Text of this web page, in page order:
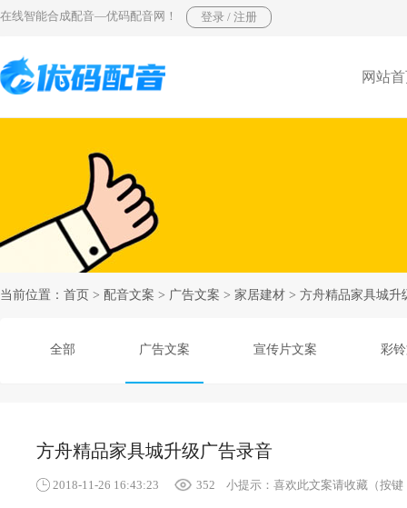
在线智能合成配音—优码配音网！
网站
当前位置： 首页 > 配音文案 > 广告文案 > 家居建材 > 方舟精品家具城升
全部 广告文案 宣传片文案 彩
方舟精品家具城升级广告录音
2018-11-26 16:43:23 352 小提示：喜欢此文案请收藏（按键